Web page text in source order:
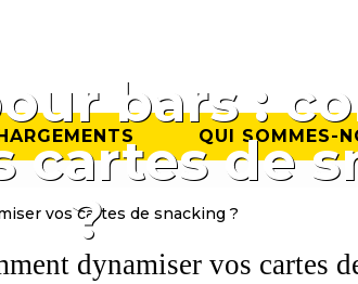
QUI SOMMES-
bars :
cartes de
?
vos cartes de snacking ?
dynamiser vos cartes